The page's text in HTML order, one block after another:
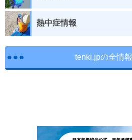
熱中症情報
tenki.jpの全情